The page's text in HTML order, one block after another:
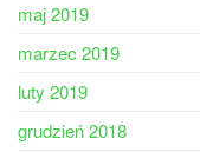
maj 2019
marzec 2019
luty 2019
grudzień 2018